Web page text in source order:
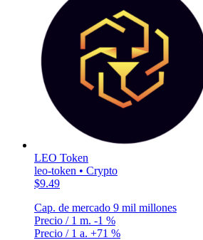
LEO Token
leo-token • Crypto
$9.49
Cap. de mercado 9 mil millones
Precio / 1 m. -1 %
Precio / 1 a. +71 %